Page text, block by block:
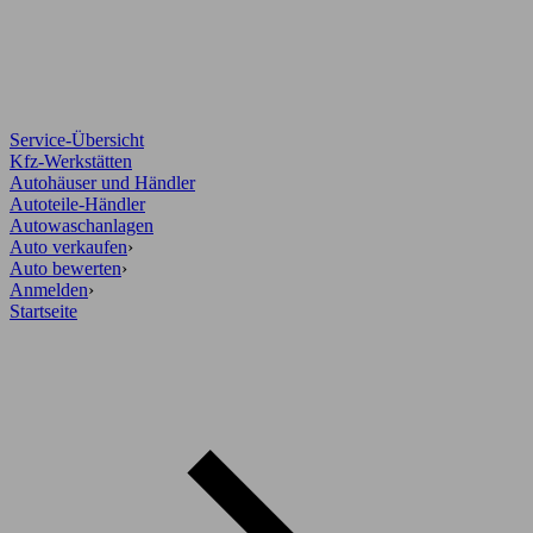
Service-Übersicht
Kfz-Werkstätten
Autohäuser und Händler
Autoteile-Händler
Autowaschanlagen
Auto verkaufen›
Auto bewerten›
Anmelden›
Startseite